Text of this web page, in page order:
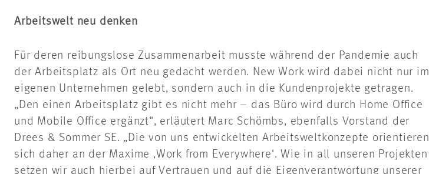
Arbeitswelt neu denken
Für deren reibungslose Zusammenarbeit musste während der Pandemie auch
der Arbeitsplatz als Ort neu gedacht werden. New Work wird dabei nicht nur im
eigenen Unternehmen gelebt, sondern auch in die Kundenprojekte getragen.
„Den einen Arbeitsplatz gibt es nicht mehr – das Büro wird durch Home Office
und Mobile Office ergänzt“, erläutert Marc Schömbs, ebenfalls Vorstand der
Drees & Sommer SE. „Die von uns entwickelten Arbeitsweltkonzepte orientieren
sich daher an der Maxime ‚Work from Everywhere‘. Wie in all unseren Projekten
setzen wir auch hierbei auf Vertrauen und auf die Eigenverantwortung unserer